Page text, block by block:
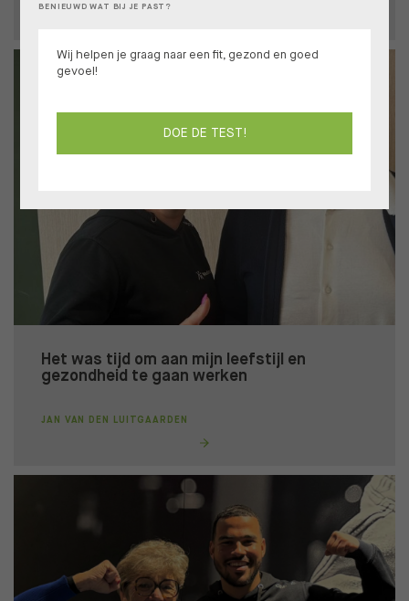
Het was tijd om aan mijn leefstijl en
gezondheid te gaan werken
JAN VAN DEN LUITGAARDEN
BENIEUWD WAT BIJ JE PAST?
Wij helpen je graag naar een fit, gezond en goed
gevoel!
DOE DE TEST!